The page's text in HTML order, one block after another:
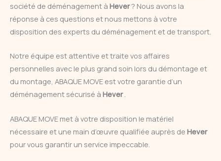
société de déménagement à Hever? Nous avons la
réponse à ces questions et nous mettons à votre
disposition des experts du déménagement et de transport.
Notre équipe est attentive et traite vos affaires
personnelles avec le plus grand soin lors du démontage et
du montage, ABAQUE MOVE est votre garantie d’un
déménagement sécurisé à Hever.
ABAQUE MOVE met à votre disposition le matériel
nécessaire et une main d’œuvre qualifiée auprès de Hever
pour vous garantir un service impeccable.